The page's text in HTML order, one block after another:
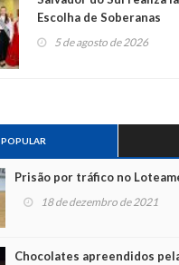
Escolha de Soberanas
5 de agosto de 2026
POPULAR
Prisão por tráfico no
18 de dezembro de 2021
Chocolates apreendidos